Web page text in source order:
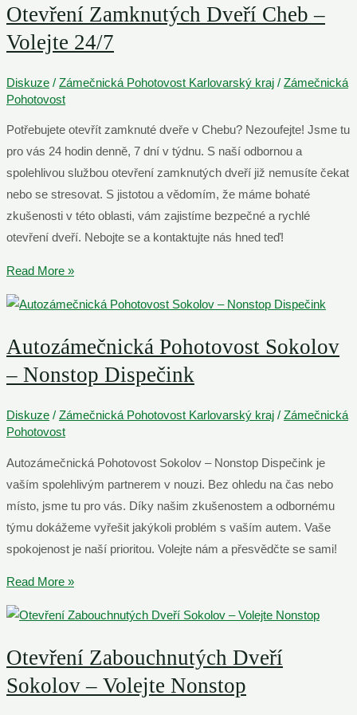
Volejte
721
237
Otevření Zamknutých Dveří Cheb –
Volejte 24/7
Diskuze / Zámečnická Pohotovost Karlovarský kraj / Zámečnická
Pohotovost
Potřebujete otevřít zamknuté dveře v Chebu? Nezoufejte! Jsme tu
pro vás 24 hodin denně, 7 dní v týdnu. S naší odbornou a
spolehlivou službou otevření zamknutých dveří již nemusíte čekat
nebo se stresovat. S jistotou a vědomím, že máme bohaté
zkušenosti v této oblasti, vám zajistíme bezpečné a rychlé
otevření dveří. Nebojte se a kontaktujte nás hned teď!
Otevření
Zamknutých
Dveří
–
Volejte
Read More »
Autozámečnická Pohotovost Sokolov
– Nonstop Dispečink
Diskuze / Zámečnická Pohotovost Karlovarský kraj / Zámečnická
Pohotovost
Autozámečnická Pohotovost Sokolov – Nonstop Dispečink je
vaším spolehlivým partnerem v nouzi. Bez ohledu na čas nebo
místo, jsme tu pro vás. Díky našim zkušenostem a odbornému
týmu dokážeme vyřešit jakýkoli problém s vaším autem. Vaše
spokojenost je naší prioritou. Volejte nám a přesvědčte se sami!
Autozámečnická
Pohotovost
Sokolov
Nonstop
Dispečink
Read More »
Otevření Zabouchnutých Dveří
Sokolov – Volejte Nonstop